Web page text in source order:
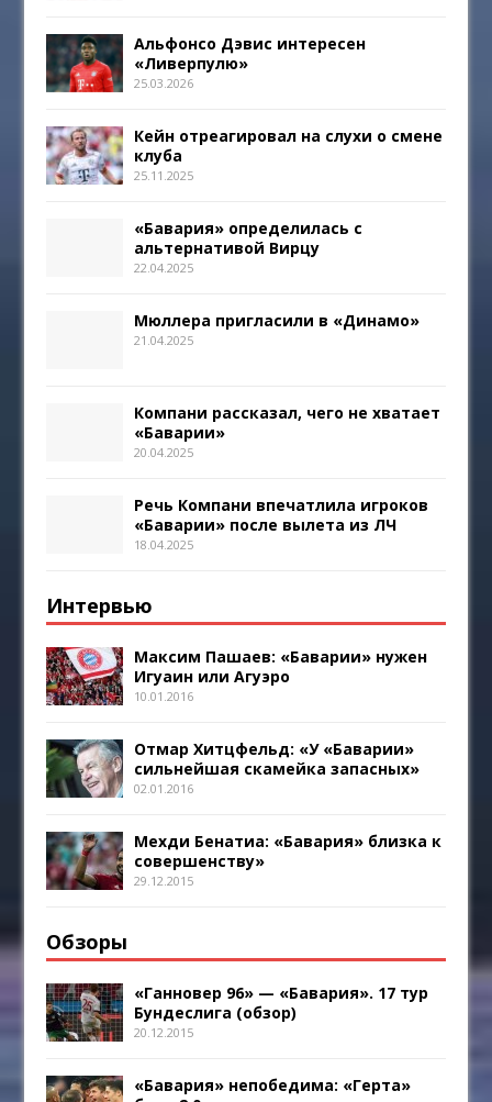
Альфонсо Дэвис интересен
«Ливерпулю»
25.03.2026
Кейн отреагировал на слухи о смене
клуба
25.11.2025
«Бавария» определилась с
альтернативой Вирцу
22.04.2025
Мюллера пригласили в «Динамо»
21.04.2025
Компани рассказал, чего не хватает
«Баварии»
20.04.2025
Речь Компани впечатлила игроков
«Баварии» после вылета из ЛЧ
18.04.2025
Интервью
Максим Пашаев: «Баварии» нужен
Игуаин или Агуэро
10.01.2016
Отмар Хитцфельд: «У «Баварии»
сильнейшая скамейка запасных»
02.01.2016
Мехди Бенатиа: «Бавария» близка к
совершенству»
29.12.2015
Обзоры
«Ганновер 96» — «Бавария». 17 тур
Бундеслига (обзор)
20.12.2015
«Бавария» непобедима: «Герта»